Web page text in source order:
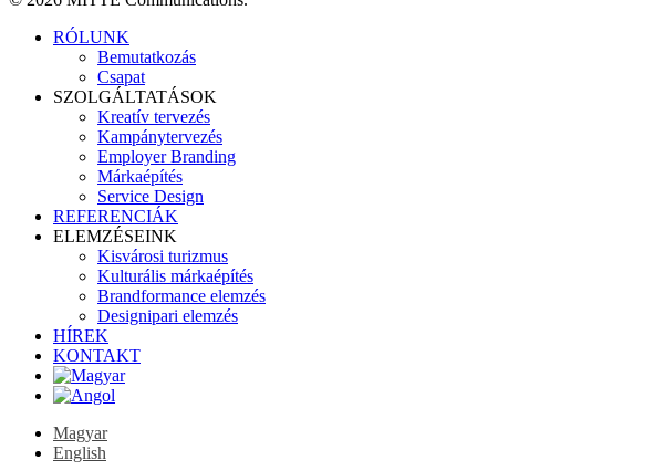
Close
RÓLUNK
Bemutatkozás
Csapat
SZOLGÁLTATÁSOK
Kreatív tervezés
Kampánytervezés
Employer Branding
Márkaépítés
Service Design
REFERENCIÁK
ELEMZÉSEINK
Kisvárosi turizmus
Kulturális márkaépítés
Brandformance elemzés
Designipari elemzés
HÍREK
KONTAKT
Magyar
English